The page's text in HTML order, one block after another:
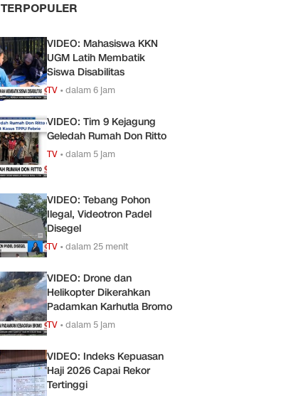
VIDEO: Mahasiswa KKN
UGM Latih Membatik
Siswa Disabilitas
TV •dalam 6 jam
VIDEO: Tim 9 Kejagung
Geledah Rumah Don Ritto
TV •dalam 5 jam
VIDEO: Tebang Pohon
Ilegal, Videotron Padel
Disegel
TV •dalam 25 menit
VIDEO: Drone dan
Helikopter Dikerahkan
Padamkan Karhutla Bromo
TV •dalam 5 jam
VIDEO: Indeks Kepuasan
Haji 2026 Capai Rekor
Tertinggi